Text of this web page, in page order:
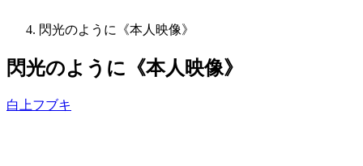
閃光のように《本人映像》
閃光のように《本人映像》
白上フブキ